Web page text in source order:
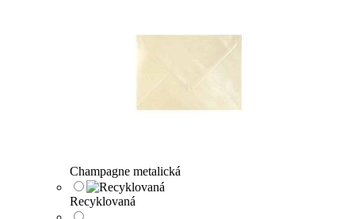
Champagne metalická
Recyklovaná